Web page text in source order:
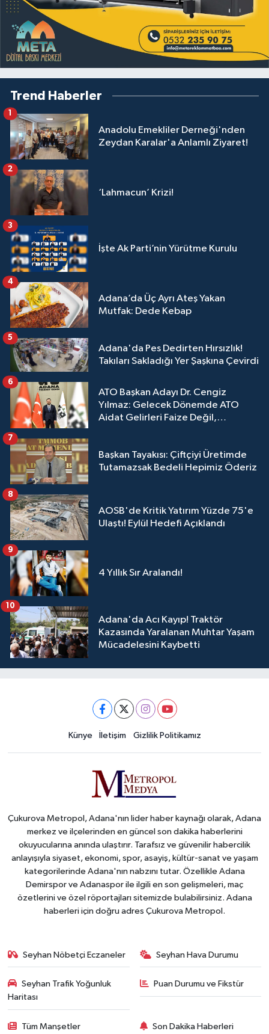
Trend Haberler
Anadolu Emekliler Derneği'nden
Zeydan Karalar'a Anlamlı Ziyaret!
1
‘Lahmacun’ Krizi!
2
İşte Ak Parti’nin Yürütme Kurulu
3
Adana’da Üç Ayrı Ateş Yakan
Mutfak: Dede Kebap
4
Adana'da Pes Dedirten Hırsızlık!
Takıları Sakladığı Yer Şaşkına Çevirdi
5
ATO Başkan Adayı Dr. Cengiz
Yılmaz: Gelecek Dönemde ATO
Aidat Gelirleri Faize Değil,
6
Başkan Tayakısı: Çiftçiyi Üretimde
Tutamazsak Bedeli Hepimiz Öderiz
7
AOSB'de Kritik Yatırım Yüzde 75'e
Ulaştı! Eylül Hedefi Açıklandı
8
4 Yıllık Sır Aralandı!
9
Adana'da Acı Kayıp! Traktör
Kazasında Yaralanan Muhtar Yaşam
Mücadelesini Kaybetti
10
Künye İletişim Gizlilik Politikamız
Çukurova Metropol, Adana'nın lider haber kaynağı olarak, Adana
merkez ve ilçelerinden en güncel son dakika haberlerini
okuyucularına anında ulaştırır. Tarafsız ve güvenilir habercilik
anlayışıyla siyaset, ekonomi, spor, asayiş, kültür-sanat ve yaşam
kategorilerinde Adana'nın nabzını tutar. Özellikle Adana
Demirspor ve Adanaspor ile ilgili en son gelişmeleri, maç
özetlerini ve özel röportajları sitemizde bulabilirsiniz. Adana
haberleri için doğru adres Çukurova Metropol.
Seyhan Nöbetçi Eczaneler Seyhan Hava Durumu
Seyhan Trafik Yoğunluk
Haritası
Puan Durumu ve Fikstür
Tüm Manşetler Son Dakika Haberleri